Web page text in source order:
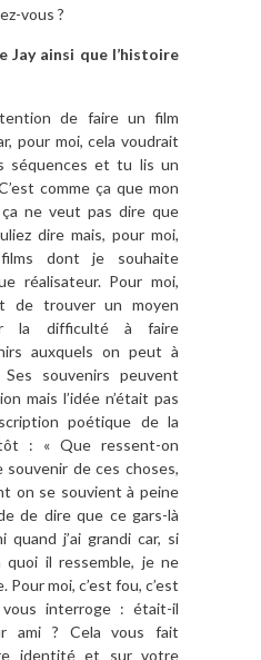
vous ?
Jay ainsi que l’histoire
de faire un film
pour moi, cela voudrait
séquences et tu lis un
comme ça que mon
ne veut pas dire que
dire mais, pour moi,
dont je souhaite
réalisateur. Pour moi,
de trouver un moyen
la difficulté à faire
auxquels on peut à
souvenirs peuvent
mais l’idée n’était pas
poétique de la
: « Que ressent-on
souvenir de ces choses,
on se souvient à peine
de dire que ce gars-là
quand j’ai grandi car, si
quoi il ressemble, je ne
Pour moi, c’est fou, c’est
interroge : était-il
ami ? Cela vous fait
identité et sur votre